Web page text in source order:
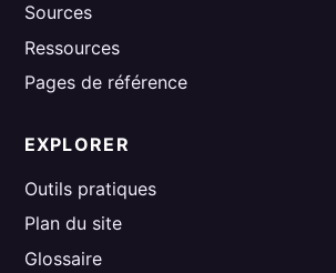
Sources
Ressources
Pages de référence
EXPLORER
Outils pratiques
Plan du site
Glossaire